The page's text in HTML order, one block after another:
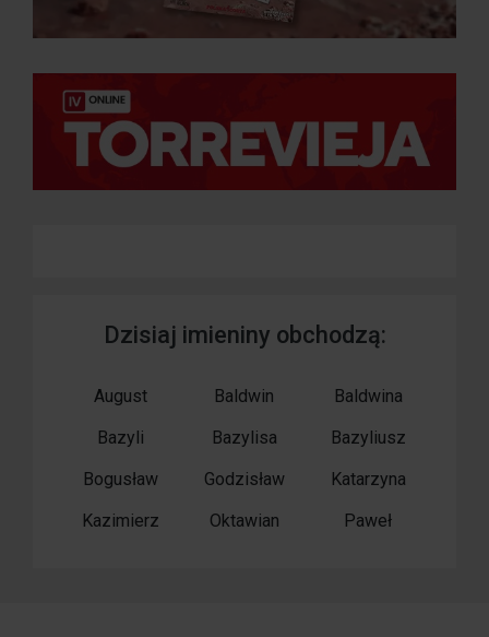
Dzisiaj imieniny obchodzą:
August Baldwin
Baldwina
Bazyli
Bazylisa
Bazyliusz
Bogusław
Godzisław
Katarzyna
Kazimierz
Oktawian Paweł